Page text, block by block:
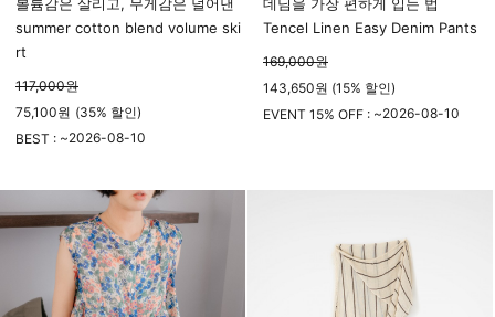
summer cotton blend volume ski
rt
117,000원
75,100원 (35% 할인)
BEST : ~2026-08-10
Tencel Linen Easy Denim Pants
169,000원
143,650원 (15% 할인)
EVENT 15% OFF : ~2026-08-10